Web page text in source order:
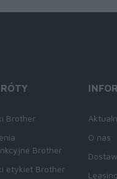
Brother
Brother
etykiet Brother
O nas
Leasing